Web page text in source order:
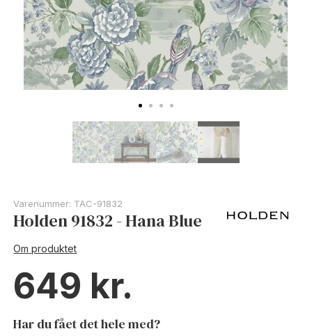
Varenummer: TAC-91832
Holden 91832 - Hana Blue
Om produktet
649
Har du fået det hele med?